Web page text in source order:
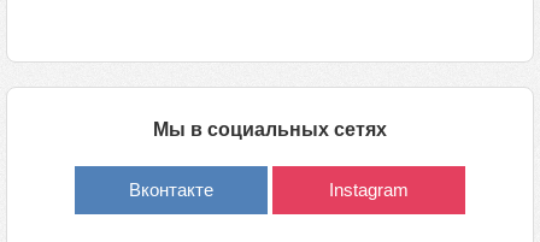
Мы в социальных сетях
Вконтакте Instagram